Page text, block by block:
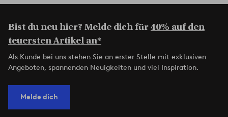
Bist du neu hier? Melde dich für40% auf den
teuersten Artikel an*
Als Kunde bei uns stehen Sie an erster Stelle mit exklusiven
Angeboten, spannenden Neuigkeiten und viel Inspiration.
Melde dich